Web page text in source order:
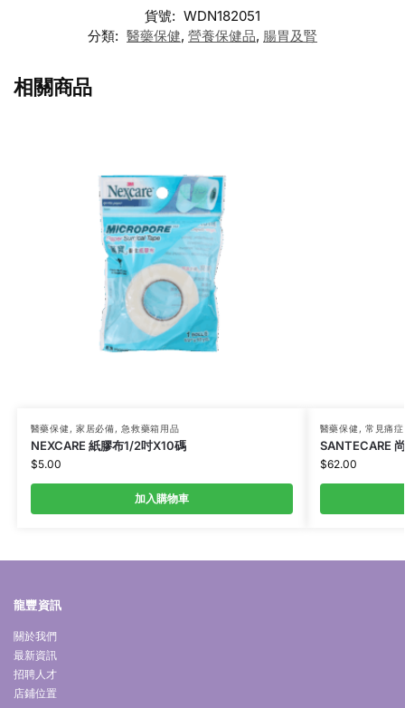
貨號: WDN182051
分類: 醫藥保健, 營養保健品, 腸胃及腎
相關商品
醫藥保健, 家居必備,急救藥箱用品
NEXCARE 紙膠布1/2吋X10碼
$5.00
加入購物車
醫藥保健, 常見痛症
SANTECARE
$62.00
龍豐資訊
關於我們
最新資訊
招聘人才
店鋪位置